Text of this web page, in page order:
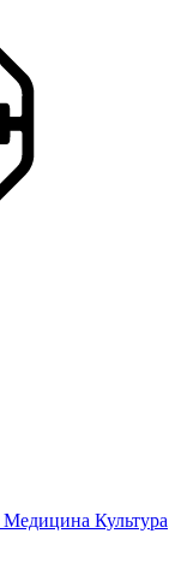
Медицина Культура